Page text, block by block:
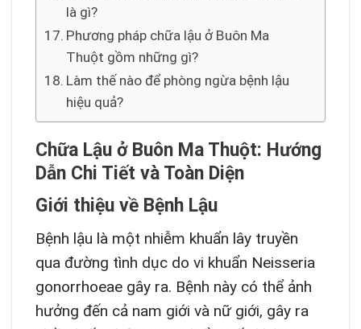
là gì?
Phương pháp chữa lậu ở Buôn Ma
Thuột gồm những gì?
Làm thế nào để phòng ngừa bệnh lậu
hiệu quả?
Chữa Lậu ở Buôn Ma Thuột: Hướng
Dẫn Chi Tiết và Toàn Diện
Giới thiệu về Bệnh Lậu
Bệnh lậu là một nhiễm khuẩn lây truyền
qua đường tình dục do vi khuẩn Neisseria
gonorrhoeae gây ra. Bệnh này có thể ảnh
hưởng đến cả nam giới và nữ giới, gây ra